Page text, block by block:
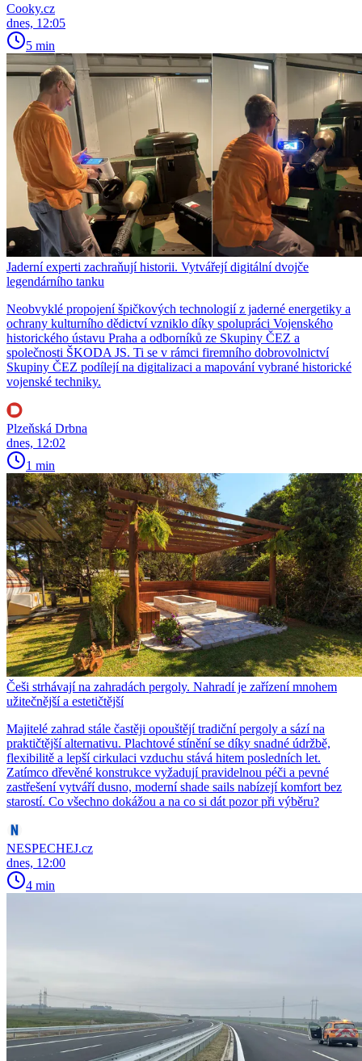
Cooky.cz
dnes, 12:05
5 min
Jaderní experti zachraňují historii. Vytvářejí digitální dvojče
legendárního tanku
Neobvyklé propojení špičkových technologií z jaderné energetiky a
ochrany kulturního dědictví vzniklo díky spolupráci Vojenského
historického ústavu Praha a odborníků ze Skupiny ČEZ a
společnosti ŠKODA JS. Ti se v rámci firemního dobrovolnictví
Skupiny ČEZ podílejí na digitalizaci a mapování vybrané historické
vojenské techniky.
Plzeňská Drbna
dnes, 12:02
1 min
Češi strhávají na zahradách pergoly. Nahradí je zařízení mnohem
užitečnější a estetičtější
Majitelé zahrad stále častěji opouštějí tradiční pergoly a sází na
praktičtější alternativu. Plachtové stínění se díky snadné údržbě,
flexibilitě a lepší cirkulaci vzduchu stává hitem posledních let.
Zatímco dřevěné konstrukce vyžadují pravidelnou péči a pevné
zastřešení vytváří dusno, moderní shade sails nabízejí komfort bez
starostí. Co všechno dokážou a na co si dát pozor při výběru?
NESPECHEJ.cz
dnes, 12:00
4 min